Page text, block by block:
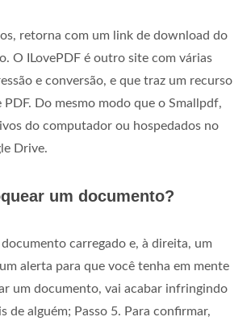
retorna com um link de download do
O ILovePDF é outro site com várias
e conversão, e que traz um recurso
Do mesmo modo que o Smallpdf,
do computador ou hospedados no
Drive.
um documento?
carregado e, à direita, um
alerta para que você tenha em mente
um documento, vai acabar infringindo
de alguém; Passo 5. Para confirmar,